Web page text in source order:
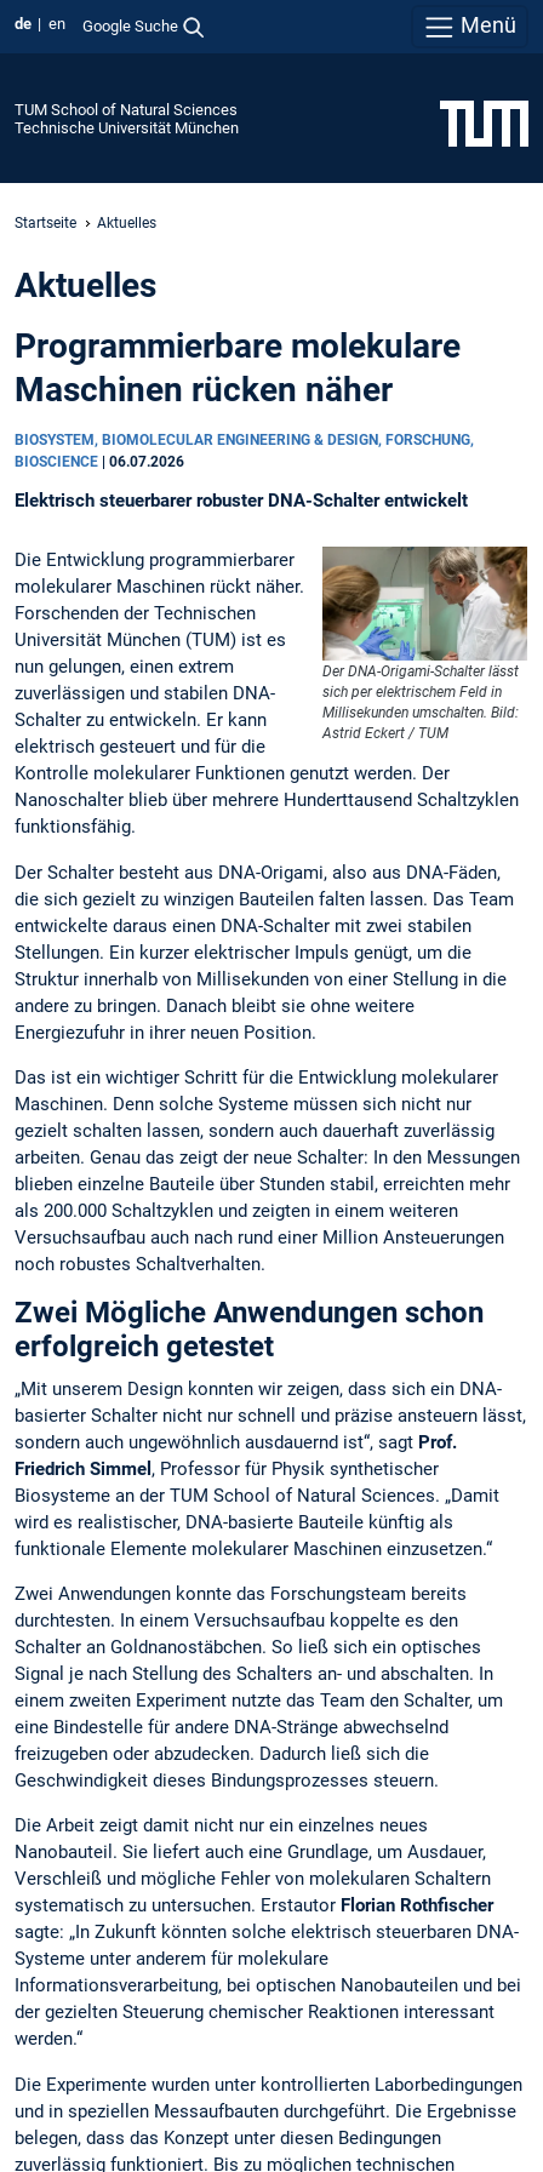
de en Google Suche Menü
TUM School of Natural Sciences
Technische Universität München
Startseite Aktuelles
Aktuelles
Programmierbare molekulare
Maschinen rücken näher
BIOSYSTEM, BIOMOLECULAR ENGINEERING & DESIGN, FORSCHUNG,
BIOSCIENCE
06.07.2026
Elektrisch steuerbarer robuster DNA-Schalter entwickelt
Der DNA-Origami-Schalter lässt
sich per elektrischem Feld in
Millisekunden umschalten. Bild:
Astrid Eckert / TUM
Die Entwicklung programmierbarer
molekularer Maschinen rückt näher.
Forschenden der Technischen
Universität München (TUM) ist es
nun gelungen, einen extrem
zuverlässigen und stabilen DNA-
Schalter zu entwickeln. Er kann
elektrisch gesteuert und für die
Kontrolle molekularer Funktionen genutzt werden. Der
Nanoschalter blieb über mehrere Hunderttausend Schaltzyklen
funktionsfähig.
Der Schalter besteht aus DNA-Origami, also aus DNA-Fäden,
die sich gezielt zu winzigen Bauteilen falten lassen. Das Team
entwickelte daraus einen DNA-Schalter mit zwei stabilen
Stellungen. Ein kurzer elektrischer Impuls genügt, um die
Struktur innerhalb von Millisekunden von einer Stellung in die
andere zu bringen. Danach bleibt sie ohne weitere
Energiezufuhr in ihrer neuen Position.
Das ist ein wichtiger Schritt für die Entwicklung molekularer
Maschinen. Denn solche Systeme müssen sich nicht nur
gezielt schalten lassen, sondern auch dauerhaft zuverlässig
arbeiten. Genau das zeigt der neue Schalter: In den Messungen
blieben einzelne Bauteile über Stunden stabil, erreichten mehr
als 200.000 Schaltzyklen und zeigten in einem weiteren
Versuchsaufbau auch nach rund einer Million Ansteuerungen
noch robustes Schaltverhalten.
Zwei Mögliche Anwendungen schon
erfolgreich getestet
„Mit unserem Design konnten wir zeigen, dass sich ein DNA-
basierter Schalter nicht nur schnell und präzise ansteuern lässt,
sondern auch ungewöhnlich ausdauernd ist“, sagt Prof.
Friedrich Simmel , Professor für Physik synthetischer
Biosysteme an der TUM School of Natural Sciences. „Damit
wird es realistischer, DNA-basierte Bauteile künftig als
funktionale Elemente molekularer Maschinen einzusetzen.“
Zwei Anwendungen konnte das Forschungsteam bereits
durchtesten. In einem Versuchsaufbau koppelte es den
Schalter an Goldnanostäbchen. So ließ sich ein optisches
Signal je nach Stellung des Schalters an- und abschalten. In
einem zweiten Experiment nutzte das Team den Schalter, um
eine Bindestelle für andere DNA-Stränge abwechselnd
freizugeben oder abzudecken. Dadurch ließ sich die
Geschwindigkeit dieses Bindungsprozesses steuern.
Die Arbeit zeigt damit nicht nur ein einzelnes neues
Nanobauteil. Sie liefert auch eine Grundlage, um Ausdauer,
Verschleiß und mögliche Fehler von molekularen Schaltern
systematisch zu untersuchen. Erstautor Florian Rothfischer
sagte: „In Zukunft könnten solche elektrisch steuerbaren DNA-
Systeme unter anderem für molekulare
Informationsverarbeitung, bei optischen Nanobauteilen und bei
der gezielten Steuerung chemischer Reaktionen interessant
werden.“
Die Experimente wurden unter kontrollierten Laborbedingungen
und in speziellen Messaufbauten durchgeführt. Die Ergebnisse
belegen, dass das Konzept unter diesen Bedingungen
zuverlässig funktioniert. Bis zu möglichen technischen